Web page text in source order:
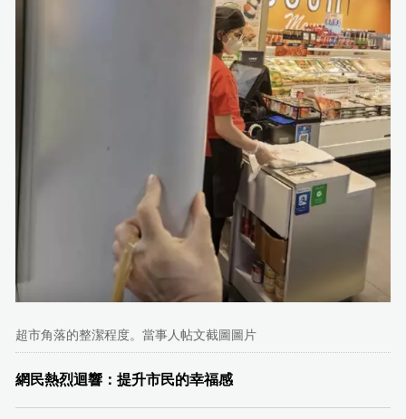
超市角落的整潔程度。當事人帖文截圖圖片
網民熱烈迴響：提升市民的幸福感